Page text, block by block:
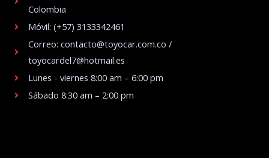
Colombia
Móvil: (+57) 3133342461
Correo: contacto@toyocar.com.co /
toyocardel7@hotmail.es
Lunes - viernes 8:00 am – 6:00 pm
Sábado 8:30 am – 2:00 pm